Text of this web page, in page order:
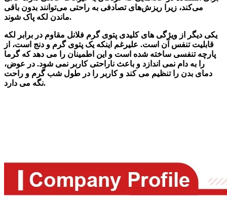
می‌کند، زیرا ریزش‌های تصادفی به راحتی می‌توانند بدون باقی
ماندن لکه پاک شوند.
یکی دیگر از ویژگی های کلیدی پتوی گرم فلانل مقاوم در برابر لکه
قابلیت تنفس آن است. علیرغم اینکه یک پتوی گرم و دنج است، از
پارچه تنفسی ساخته شده است و این اطمینان را می دهد که گرما
را به دام نمی اندازد و باعث ناراحتی کاربر نمی شود. در عوض،
دمای بدن را تنظیم می کند و کاربر را در طول شب گرم و راحت
نگه می دارد.